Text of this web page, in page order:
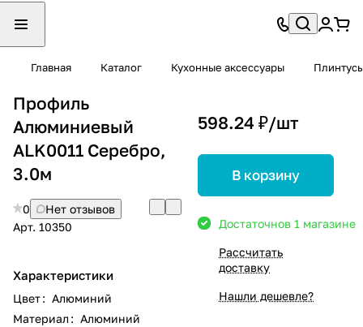
Главная Каталог Кухонные аксессуары
Профиль
Алюминиевый
ALK0011 Серебро,
3.0м
0
Нет отзывов
Арт. 10350
Характеристики
Цвет: Алюминий
Материал : Алюминий
598.24 ₽/шт
В корзину
Достаточнов 1 магазине
Рассчитать
доставку
Нашли дешевле?